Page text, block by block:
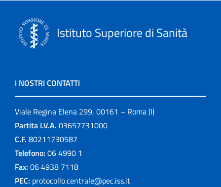
Istituto Superiore di Sanità
I NOSTRI CONTATTI
Viale Regina Elena 299, 00161 – Roma (I)
Partita I.V.A. 03657731000
C.F. 80211730587
Telefono: 06 4990 1
Fax: 06 4938 7118
PEC: protocollo.centrale@pec.iss.it